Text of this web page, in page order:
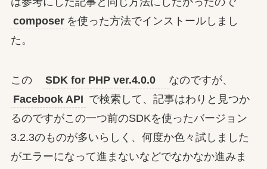
composer を使った方法でインストールしまし
た。
この SDK for PHP ver.4.0.0
なのですが、
Facebook API で検索して、記事はわりと見つか
るのですがこの一つ前のSDKを使ったバージョン
3.2.3のものが多いらしく、何度か色々試しました
がエラーになって進まないなどでなかなか進みま